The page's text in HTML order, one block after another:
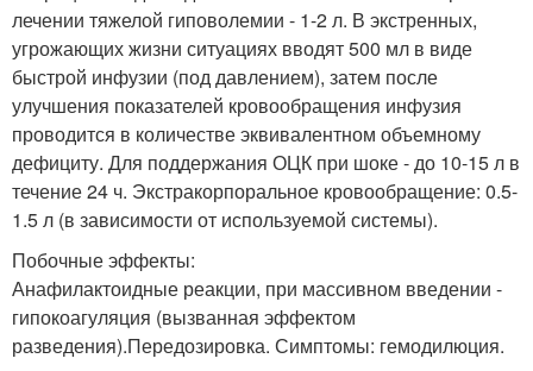
лечении тяжелой гиповолемии - 1-2 л. В экстренных,
угрожающих жизни ситуациях вводят 500 мл в виде
быстрой инфузии (под давлением), затем после
улучшения показателей кровообращения инфузия
проводится в количестве эквивалентном объемному
дефициту. Для поддержания ОЦК при шоке - до 10-15 л в
течение 24 ч. Экстракорпоральное кровообращение: 0.5-
1.5 л (в зависимости от используемой системы).
Побочные эффекты:
Анафилактоидные реакции, при массивном введении -
гипокоагуляция (вызванная эффектом
разведения).Передозировка. Симптомы: гемодилюция.